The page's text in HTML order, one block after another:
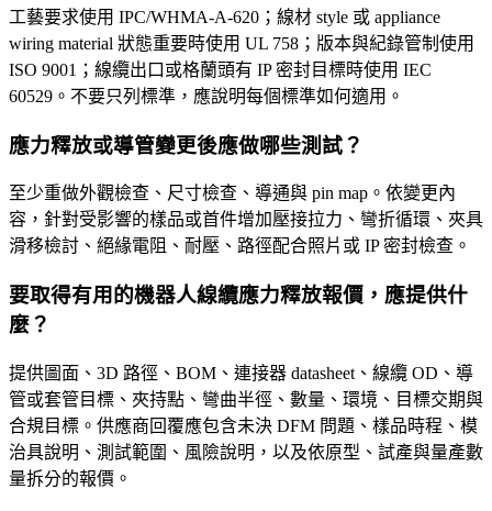
工藝要求使用 IPC/WHMA-A-620；線材 style 或 appliance
wiring material 狀態重要時使用 UL 758；版本與紀錄管制使用
ISO 9001；線纜出口或格蘭頭有 IP 密封目標時使用 IEC
60529。不要只列標準，應說明每個標準如何適用。
應力釋放或導管變更後應做哪些測試？
至少重做外觀檢查、尺寸檢查、導通與 pin map。依變更內
容，針對受影響的樣品或首件增加壓接拉力、彎折循環、夾具
滑移檢討、絕緣電阻、耐壓、路徑配合照片或 IP 密封檢查。
要取得有用的機器人線纜應力釋放報價，應提供什
麼？
提供圖面、3D 路徑、BOM、連接器 datasheet、線纜 OD、導
管或套管目標、夾持點、彎曲半徑、數量、環境、目標交期與
合規目標。供應商回覆應包含未決 DFM 問題、樣品時程、模
治具說明、測試範圍、風險說明，以及依原型、試產與量產數
量拆分的報價。